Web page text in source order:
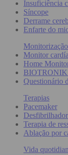
Insuficiência
Síncope
Derrame
Enfarte do
Monitor
Home
BIOTRONIK
Questionário
Terapias
Pacemaker
Terapia de
Ablação por
Vida